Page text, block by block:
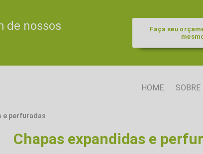
de nossos
Faça seu
HOME SOBRE
e perfuradas
Chapas expandidas e